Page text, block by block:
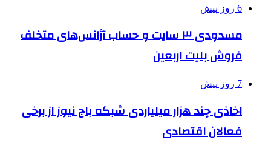
6 روز پیش
مسدودی ۳ سایت و حساب آژانس‌های متخلف
فروش بلیت اربعین
7 روز پیش
اخاذی چند هزار میلیاردی شبکه باج نیوز از برخی
فعالان اقتصادی